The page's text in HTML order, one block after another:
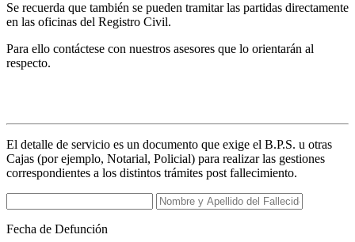
Se recuerda que también se pueden tramitar las partidas directamente
en las oficinas del Registro Civil.
Para ello contáctese con nuestros asesores que lo orientarán al
respecto.
El detalle de servicio es un documento que exige el B.P.S. u otras
Cajas (por ejemplo, Notarial, Policial) para realizar las gestiones
correspondientes a los distintos trámites post fallecimiento.
Fecha de Defunción